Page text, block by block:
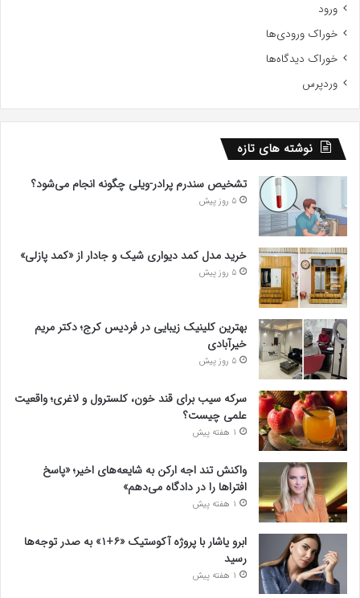
ورود
خوراک ورودی‌ها
خوراک دیدگاه‌ها
وردپرس
نوشته های تازه
تشخیص سندرم پرادر-ویلی چگونه انجام می‌شود؟
5 روز پیش
خرید مدل کمد دیواری شیک و جادار از «کمد پازلی»
5 روز پیش
بهترین کلینیک زیبایی در فردیس کرج؛ دکتر مریم
خیرآبادی
5 روز پیش
سرکه سیب برای قند خون، کلسترول و لاغری؛ واقعیت
علمی چیست؟
1 هفته پیش
واکنش تند اجه ارکن به شایعه‌های اخیر؛ «پاسخ
افتراها را در دادگاه می‌دهم»
1 هفته پیش
ابرو یاشار با پروژه آکوستیک «۶+۱» به صدر توجه‌ها
رسید
1 هفته پیش